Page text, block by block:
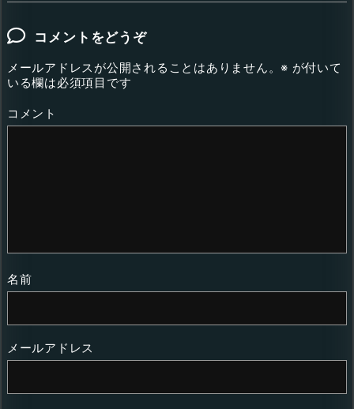
コメントをどうぞ
メールアドレスが公開されることはありません。 ※ が付いて
いる欄は必須項目です
コメント
名前
メールアドレス